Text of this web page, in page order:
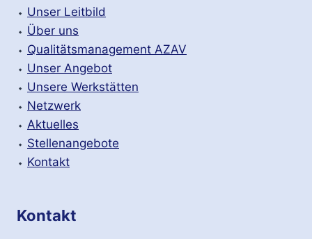
v
e
⬩ Unser Leitbild
⬩ Über uns
⬩ Qualitätsmanagement AZAV
⬩ Unser Angebot
⬩ Unsere Werkstätten
⬩ Netzwerk
⬩ Aktuelles
⬩ Stellenangebote
⬩ Kontakt
Kontakt